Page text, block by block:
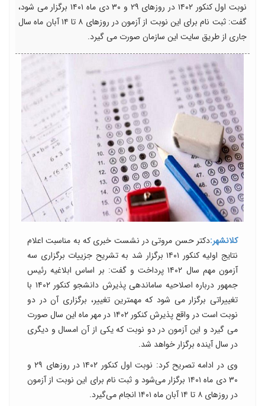
نوبت اول کنکور ۱۴۰۲ در روزهای ۲۹ و ۳۰ دی ماه ۱۴۰۱ برگزار می شود،
گفت: ثبت نام برای این نوبت از آزمون در روزهای ۸ تا ۱۴ آبان ماه سال
جاری از طریق سایت این سازمان صورت می گیرد.
کلانشهر:دکتر حسن مروتی در نشست خبری که به مناسبت اعلام
نتایج اولیه کنکور ۱۴۰۱ برگزار شد به تشریح جزییات برگزاری سه
آزمون مهم سال ۱۴۰۲ پرداخت و گفت: بر اساس ابلاغیه رئیس
جمهور درباره اصلاحیه ساماندهی پذیرش دانشجو کنکور ۱۴۰۲ با
تغییراتی برگزار می شود که مهمترین تغییر، برگزاری آن در دو
نوبت است در واقع پذیرش کنکور ۱۴۰۲ در مهر ماه این سال صورت
می گیرد و این آزمون در دو نوبت که یکی از آن امسال و دیگری
در سال آینده برگزار خواهد شد.
وی در ادامه تصریح کرد: نوبت اول کنکور ۱۴۰۲ در روزهای ۲۹ و
۳۰ دی ماه ۱۴۰۱ برگزار می‌شود و ثبت نام برای این نوبت از آزمون
در روزهای ۸ تا ۱۴ آبان ماه ۱۴۰۱ انجام می‌گیرد.